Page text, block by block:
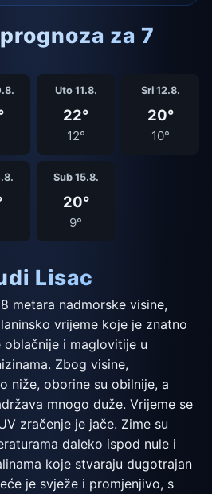
za 7
Uto 11.8.
22°
12°
Sri 12.8.
20°
10°
Sub 15.8.
20°
9°
Lisac
metara nadmorske visine,
vrijeme koje je znatno
i maglovitije u
Zbog visine,
niže, oborine su obilnije, a
mnogo duže. Vrijeme se
zračenje je jače. Zime su
daleko ispod nule i
koje stvaraju dugotrajan
je svježe i promjenjivo, s